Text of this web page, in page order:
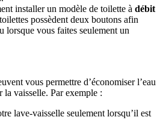
installer un modèle de toilette à débit
possèdent deux boutons afin
lorsque vous faites seulement un
vous permettre d’économiser l’eau
vaisselle. Par exemple :
lave-vaisselle seulement lorsqu’il est